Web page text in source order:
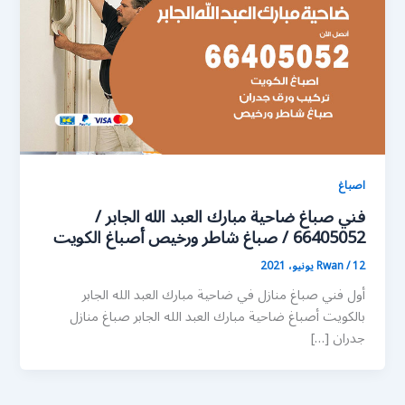
اصباغ
فني صباغ ضاحية مبارك العبد الله الجابر /
66405052 / صباغ شاطر ورخيص أصباغ الكويت
Rwan/12 يونيو، 2021
أول فني صباغ منازل في ضاحية مبارك العبد الله الجابر
بالكويت أصباغ ضاحية مبارك العبد الله الجابر صباغ منازل
جدران […]